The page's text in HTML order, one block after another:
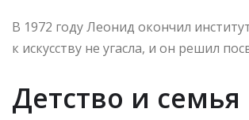
В 1972 году Леонид окончил
к искусству не угасла, и он решил
Детство и семья